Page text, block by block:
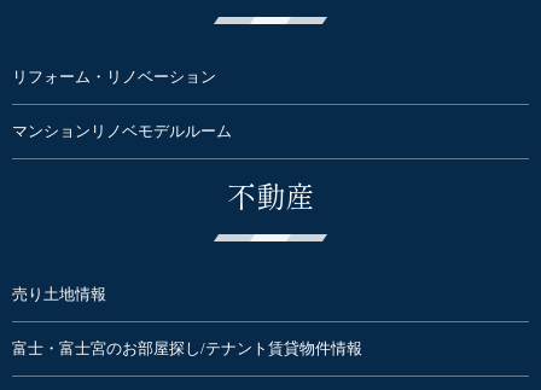
リフォーム・リノベーション
マンションリノベモデルルーム
不動産
売り土地情報
富士・富士宮のお部屋探し/テナント賃貸物件情報